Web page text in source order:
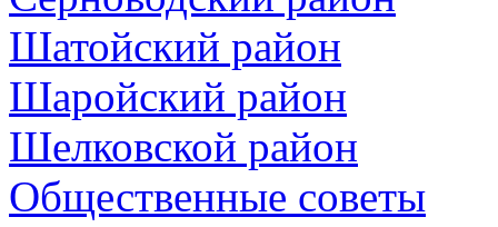
Шатойский район
Шаройский район
Шелковской район
Общественные советы